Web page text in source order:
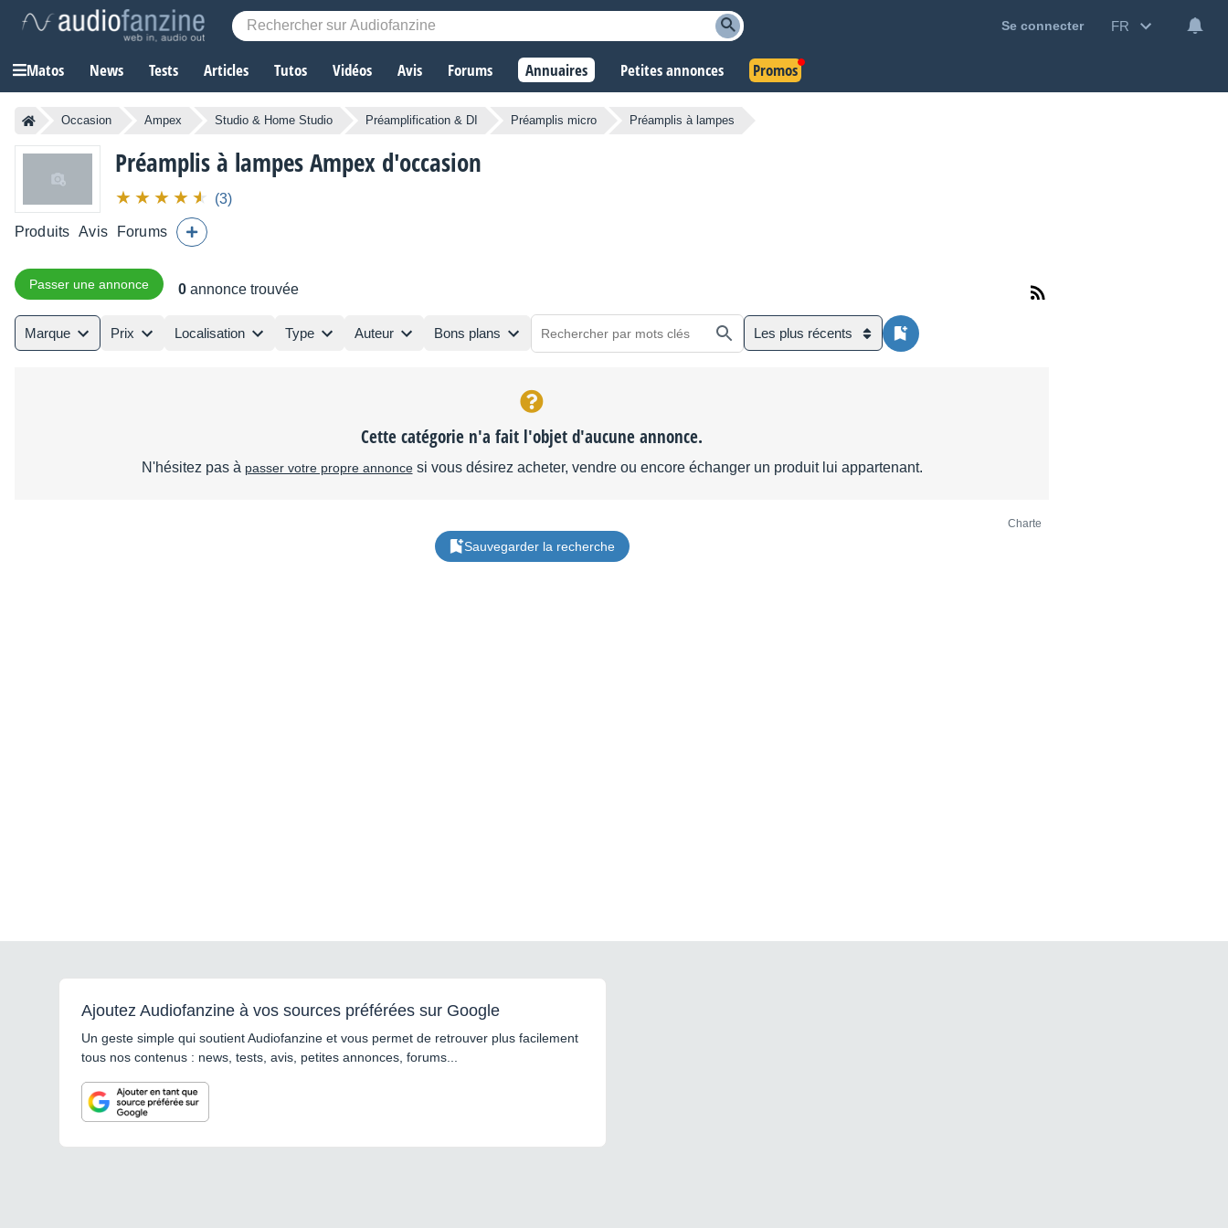
Se connecter FR
Matos News Tests Articles Tutos Vidéos Avis Forums Annuaires Petites annonces Promos
Occasion Ampex Studio & Home Studio Préamplification & DI Préamplis micro Préamplis à lampes
Préamplis à lampes Ampex d'occasion
(3)
Produits Avis Forums
Passer une annonce 0 annonce trouvée
Marque Prix Localisation Type Auteur Bons plans Les plus récents
Cette catégorie n'a fait l'objet d'aucune annonce.
N'hésitez pas à passer votre propre annoncesi vous désirez acheter, vendre ou encore échanger un produit lui appartenant.
Charte
Sauvegarder la recherche
Ajoutez Audiofanzine à vos sources préférées sur Google
Un geste simple qui soutient Audiofanzine et vous permet de retrouver plus facilement
tous nos contenus : news, tests, avis, petites annonces, forums...